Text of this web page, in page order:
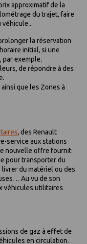
approximatif de la
du trajet, faire
véhicule...
la réservation
initial, si une
exemple.
de répondre à des
que les Zones à
, des Renault
service aux stations
nouvelle offre fournit
pour transporter du
du matériel ou des
Au vu de son
véhicules utilitaires
de gaz à effet de
en circulation.